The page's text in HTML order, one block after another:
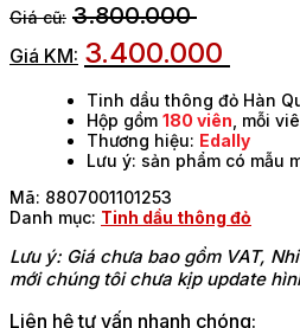
3.800.000
3.400.000
Tinh dầu thông đỏ Hàn
Hộp gồm 180 viên , mỗi
Thương hiệu: Edally
Lưu ý: sản phẩm có mẫu
Mã: 8807001101253
Danh mục: Tinh dầu thông đỏ
Lưu ý: Giá chưa bao gồm VAT,
mới chúng tôi chưa kịp update
Liên hệ tư vấn nhanh chóng: